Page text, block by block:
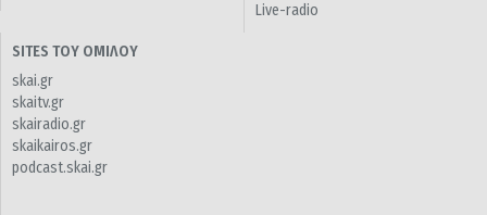
Live-radio
SITES ΤΟΥ ΟΜΙΛΟΥ
skai.gr
skaitv.gr
skairadio.gr
skaikairos.gr
podcast.skai.gr